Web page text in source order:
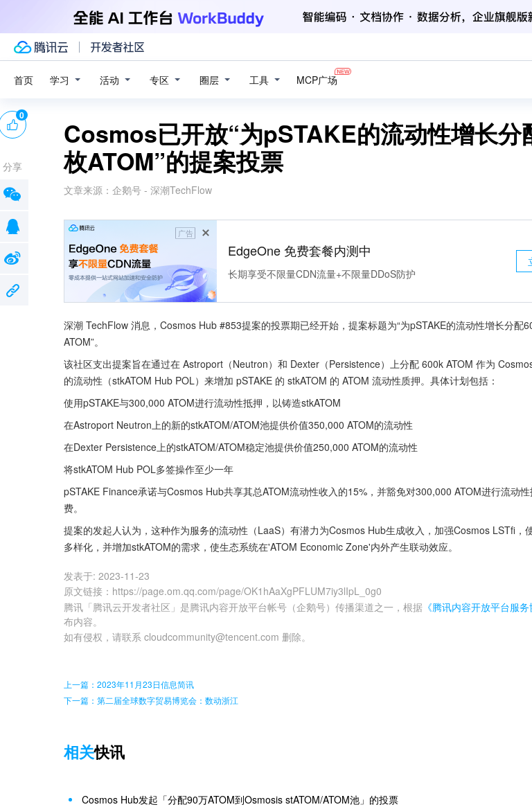
首页 学习 活动 专区 圈层 工具 MCP广场
Cosmos已开放“为pSTAKE的流动性增长分
枚ATOM”的提案投票
文章来源： 企鹅号 - 深潮TechFlow
广告
EdgeOne 免费套餐内测中
长期享受不限量CDN流量+不限量DDoS防护
深潮 TechFlow 消息，Cosmos Hub #853提案的投票期已经开始，提案标题为“为pSTAKE的流动性增长分配
ATOM”。
该社区支出提案旨在通过在 Astroport（Neutron）和 Dexter（Persistence）上分配 600k ATOM 作为
的流动性（stkATOM Hub POL）来增加 pSTAKE 的 stkATOM 的 ATOM 流动性质押。具体计划包括：
使用pSTAKE与300,000 ATOM进行流动性抵押，以铸造stkATOM
在Astroport Neutron上的新的stkATOM/ATOM池提供价值350,000 ATOM的流动性
在Dexter Persistence上的stkATOM/ATOM稳定池提供价值250,000 ATOM的流动性
将stkATOM Hub POL多签操作至少一年
pSTAKE Finance承诺与Cosmos Hub共享其总ATOM流动性收入的15%，并豁免对300,000 ATOM进行流动
费。
提案的发起人认为，这种作为服务的流动性（LaaS）有潜力为Cosmos Hub生成收入，加强Cosmos LSTfi，
多样化，并增加stkATOM的需求，使生态系统在'ATOM Economic Zone'内外产生联动效应。
发表于: 2023-11-23
原文链接 ： https://page.om.qq.com/page/OK1hAaXgPFLUM7iy3lIpL_0g0
腾讯「腾讯云开发者社区」是腾讯内容开放平台帐号（企鹅号）传播渠道之一，根据 《腾讯内容开放平台服务
布内容。
如有侵权，请联系 cloudcommunity@tencent.com 删除。
0
分享
上一篇：2023年11月23日信息简讯
下一篇：第二届全球数字贸易博览会：数动浙江
相关快讯
Cosmos Hub发起「分配90万ATOM到Osmosis stATOM/ATOM池」的投票